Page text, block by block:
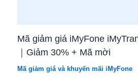
Mã giảm giá iMyFone
｜Giảm 30% + Mã mời
Mã giảm giá và khuyến mãi iMyFone